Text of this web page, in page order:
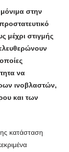
μόνιμα στην
μέχρι στιγμής
να
ινοβλαστών,
και των
κατάσταση